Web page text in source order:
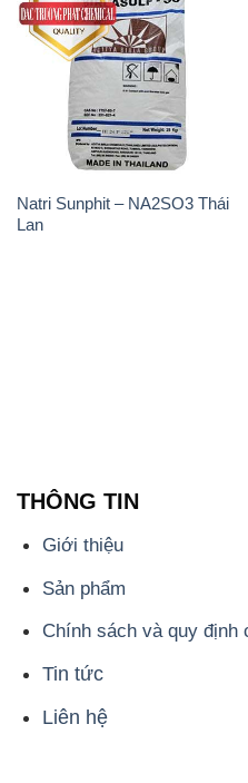
Natri Sunphit – NA2SO3 Thái
Lan
THÔNG TIN
Giới thiệu
Sản phẩm
Chính sách và quy định
Tin tức
Liên hệ